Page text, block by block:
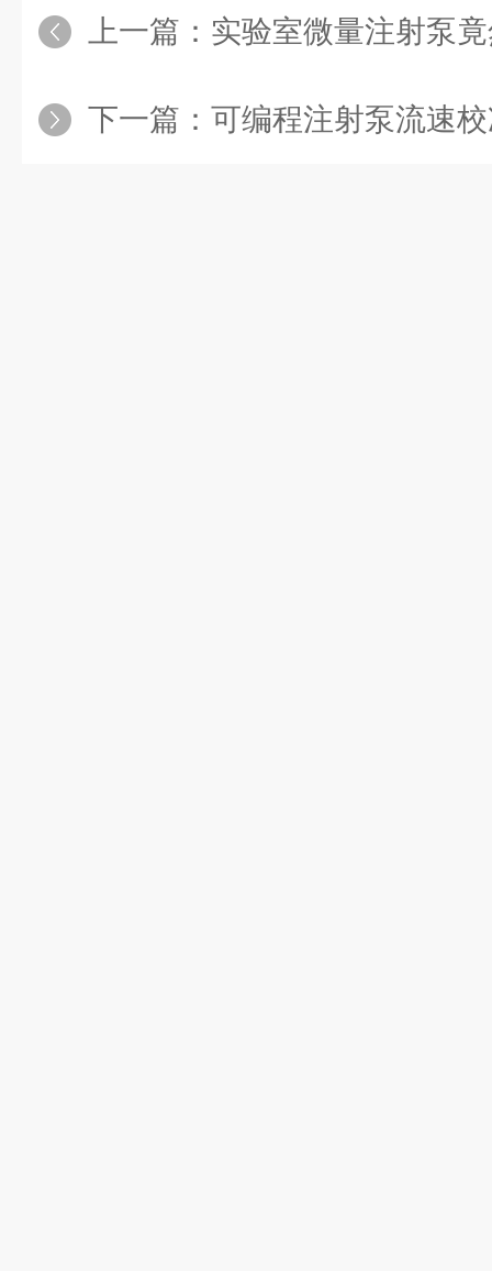
上一篇： 实验室微量注射泵竟然
下一篇： 可编程注射泵流速